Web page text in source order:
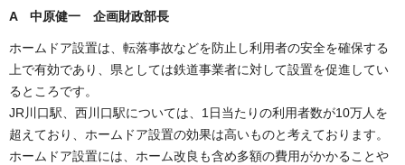
A 中原健一 企画財政部長
ホームドア設置は、転落事故などを防止し利用者の安全を確保する
上で有効であり、県としては鉄道事業者に対して設置を促進してい
るところです。
JR川口駅、西川口駅については、1日当たりの利用者数が10万人を
超えており、ホームドア設置の効果は高いものと考えております。
ホームドア設置には、ホーム改良も含め多額の費用がかかることや